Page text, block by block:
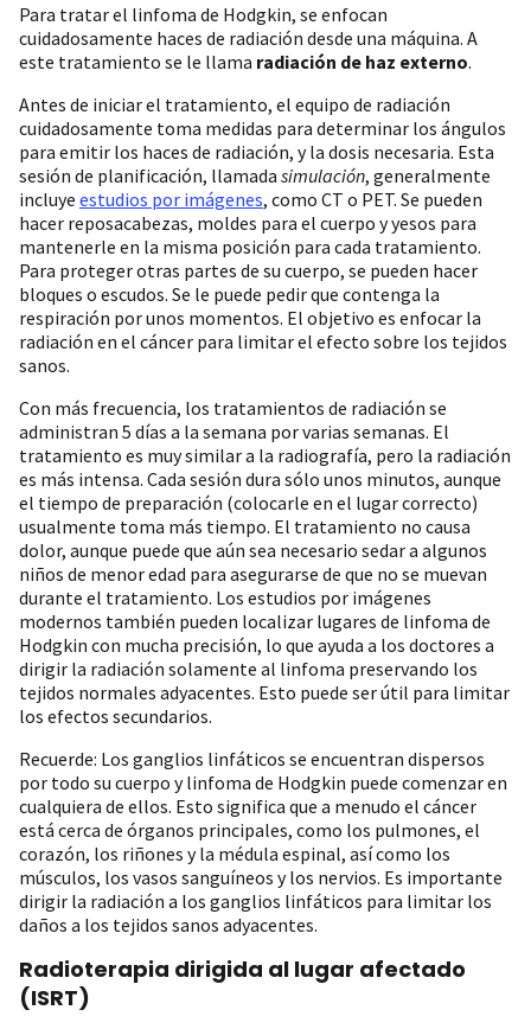
Para tratar el linfoma de Hodgkin, se enfocan
cuidadosamente haces de radiación desde una máquina. A
este tratamiento se le llama radiación de haz externo.
Antes de iniciar el tratamiento, el equipo de radiación
cuidadosamente toma medidas para determinar los ángulos
para emitir los haces de radiación, y la dosis necesaria. Esta
sesión de planificación, llamada simulación, generalmente
incluye estudios por imágenes, como CT o PET. Se pueden
hacer reposacabezas, moldes para el cuerpo y yesos para
mantenerle en la misma posición para cada tratamiento.
Para proteger otras partes de su cuerpo, se pueden hacer
bloques o escudos. Se le puede pedir que contenga la
respiración por unos momentos. El objetivo es enfocar la
radiación en el cáncer para limitar el efecto sobre los tejidos
sanos.
Con más frecuencia, los tratamientos de radiación se
administran 5 días a la semana por varias semanas. El
tratamiento es muy similar a la radiografía, pero la radiación
es más intensa. Cada sesión dura sólo unos minutos, aunque
el tiempo de preparación (colocarle en el lugar correcto)
usualmente toma más tiempo. El tratamiento no causa
dolor, aunque puede que aún sea necesario sedar a algunos
niños de menor edad para asegurarse de que no se muevan
durante el tratamiento. Los estudios por imágenes
modernos también pueden localizar lugares de linfoma de
Hodgkin con mucha precisión, lo que ayuda a los doctores a
dirigir la radiación solamente al linfoma preservando los
tejidos normales adyacentes. Esto puede ser útil para limitar
los efectos secundarios.
Recuerde: Los ganglios linfáticos se encuentran dispersos
por todo su cuerpo y linfoma de Hodgkin puede comenzar en
cualquiera de ellos. Esto significa que a menudo el cáncer
está cerca de órganos principales, como los pulmones, el
corazón, los riñones y la médula espinal, así como los
músculos, los vasos sanguíneos y los nervios. Es importante
dirigir la radiación a los ganglios linfáticos para limitar los
daños a los tejidos sanos adyacentes.
Radioterapia dirigida al lugar afectado
(ISRT)